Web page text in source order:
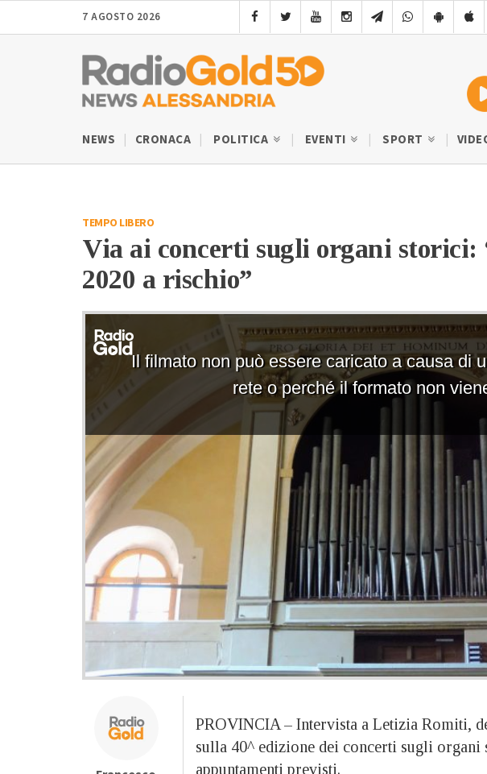
7 AGOSTO 2026
NEWS CRONACA POLITICA EVENTI SPORT
TEMPO LIBERO
Via ai concerti sugli organi storici:
2020 a rischio”
PROVINCIA – Intervista a Letizia Romiti,
sulla 40^ edizione dei concerti sugli
appuntamenti previsti.